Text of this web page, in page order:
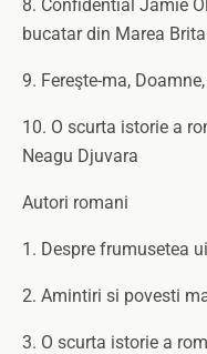
8. Confidential Jamie
bucatar din Marea
9. Fereşte-ma,
10. O scurta istorie a
Neagu Djuvara
Autori romani
1. Despre frumusetea
2. Amintiri si povesti
3. O scurta istorie a